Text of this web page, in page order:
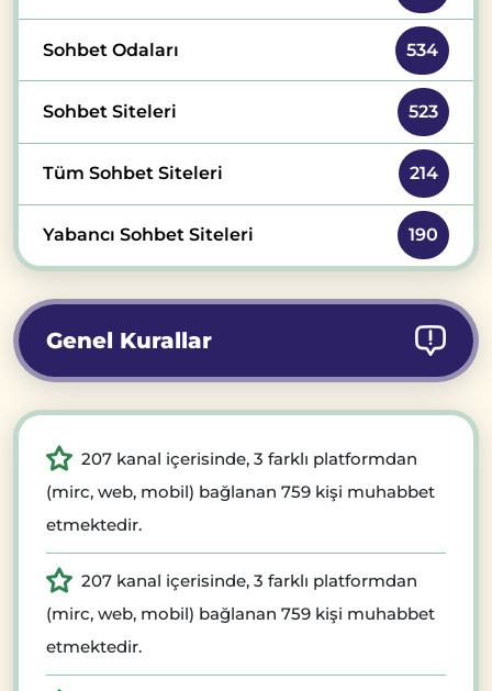
Sohbet Odaları 534
Sohbet Siteleri 523
Tüm Sohbet Siteleri 214
Yabancı Sohbet Siteleri 190
Genel Kurallar
207 kanal içerisinde, 3 farklı platformdan
(mirc, web, mobil) bağlanan 759 kişi muhabbet
etmektedir.
207 kanal içerisinde, 3 farklı platformdan
(mirc, web, mobil) bağlanan 759 kişi muhabbet
etmektedir.